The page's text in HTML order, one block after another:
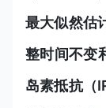
最大似然估
整时间不变
岛素抵抗（